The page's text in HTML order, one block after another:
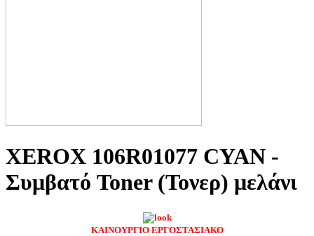
XEROX 106R01077 CYAN -
Συμβατό Toner (Τονερ) μελάνι
ΚΑΙΝΟΥΡΓΙΟ ΕΡΓΟΣΤΑΣΙΑΚΟ